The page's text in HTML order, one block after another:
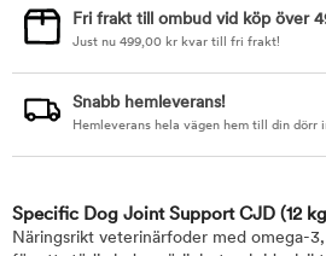
Fri frakt till ombud vid köp över
Just nu 499,00 kr kvar till fri frakt!
Snabb hemleverans!
Hemleverans hela vägen hem till din dörr
Specific Dog Joint Support CJD (12
Näringsrikt veterinärfoder med omega-